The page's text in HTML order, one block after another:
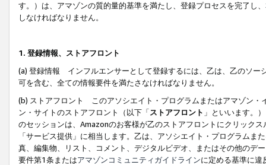
す。）は、アマゾンの質的量的基準を満たし、登録プロセスを完了し、
しなければなりません。
1. 登録情報、ストアフロント
(a) 登録情報 インフルエンサーとして登録するには、乙は、乙のソー
可を含む、全ての情報要件を満たさなければなりません。
(b) ストアフロント このアソシエイト・プログラムまたはアマゾン・
ン・サイトのストアフロント（以下「ストアフロント 」といいます。
のセッションは、Amazonのお客様が乙のストアフロントにクリック
「サービス提供」に相当します。乙は、アソシエイト・プログラム
真、編集物、リスト、コメント、デジタルビデオ、またはその他のデ
要件第1条またはアマゾンコミュニティガイドラインに定める基準に違